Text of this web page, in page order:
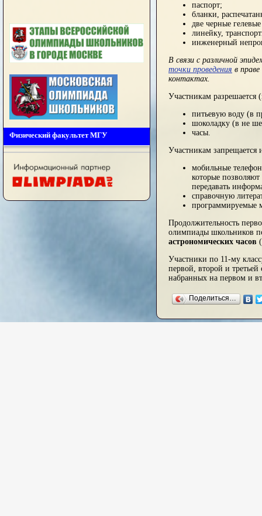
Физический факультет МГУ
паспорт;
бланки,
две черные
линейку,
инженерный
В связи с различной
точки проведения в
контактах.
Участникам разрешается
питьевую воду (в
шоколадку (в не
часы.
Участникам запрещается
мобильные
которые
передавать
справочную
программируемые
Продолжительность
олимпиады школьников
астрономических часов
Участники по 11-му
первой, второй и
набранных на первом и
Поделиться…